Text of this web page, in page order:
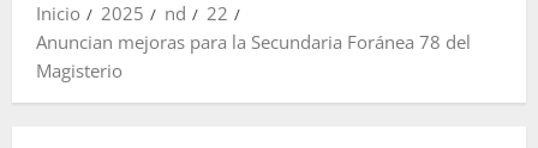
Inicio 2025 nd
22
Anuncian mejoras para la Secundaria Foránea 78 del
Magisterio